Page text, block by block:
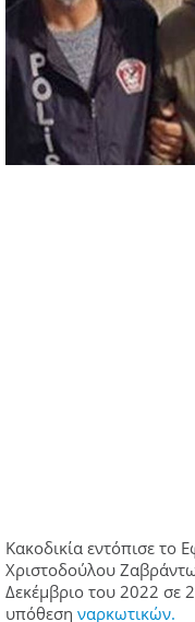
Κακοδικία εντόπισε το
Χριστοδούλου
Δεκέμβριο του 2022 σε
υπόθεση ναρκωτικών.